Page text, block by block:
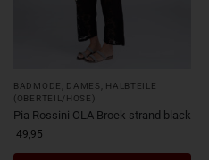
BADMODE DAMES
HALBTEILE
(OBERTEIL/HOSE)
Pia Rossini OLA Broek strand black
49,95